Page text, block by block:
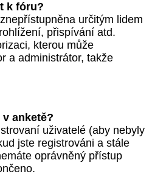
k fóru?
určitým lidem
přispívání atd.
kterou může
a administrátor, takže
anketě?
uživatelé (aby nebyly
jste registrováni a stále
oprávněný přístup